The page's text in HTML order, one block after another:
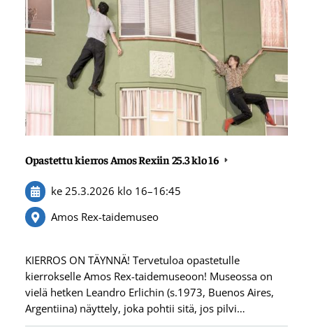
Opastettu kierros Amos Rexiin 25.3 klo 16
ke 25.3.2026 klo 16–16:45
Amos Rex-taidemuseo
KIERROS ON TÄYNNÄ! Tervetuloa opastetulle
kierrokselle Amos Rex-taidemuseoon! Museossa on
vielä hetken Leandro Erlichin (s.1973, Buenos Aires,
Argentiina) näyttely, joka pohtii sitä, jos pilvi…